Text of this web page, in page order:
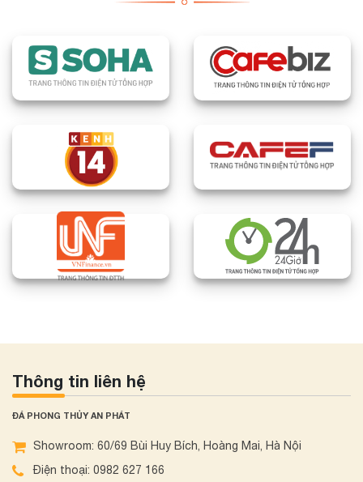
Thông tin liên hệ
ĐÁ PHONG THỦY AN PHÁT
Showroom: 60/69 Bùi Huy Bích, Hoàng Mai, Hà Nội
Điện thoại: 0982 627 166